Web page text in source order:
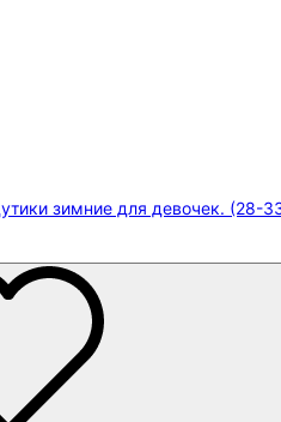
зимние для девочек. (28-